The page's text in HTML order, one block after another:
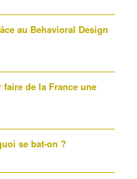
au Behavioral Design
de la France une
se bat-on ?